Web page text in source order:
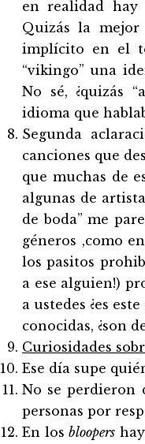
en realidad hay
Quizás la mejor
implícito en el
“vikingo” una
No sé, ¿quizás
idioma que
Segunda
canciones que
que muchas de
algunas de
de boda” me
géneros ,como
los pasitos
a ese alguien!)
a ustedes ¿es
conocidas, ¿son
Curiosidades
Ese día supe
No se perdieron
personas por
En losbloopers